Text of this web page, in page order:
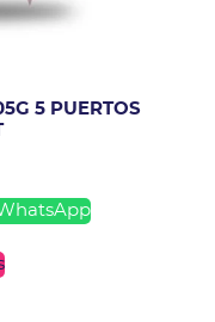
5 PUERTOS